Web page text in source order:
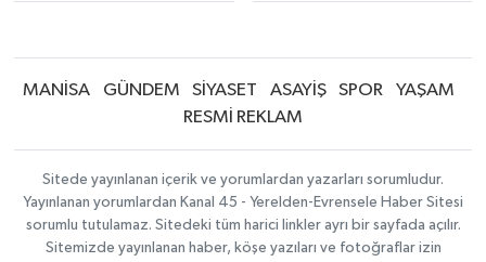
MANİSA GÜNDEM SİYASET ASAYİŞ SPOR
YAŞAM
RESMİ REKLAM
Sitede yayınlanan içerik ve yorumlardan yazarları sorumludur.
Yayınlanan yorumlardan Kanal 45 - Yerelden-Evrensele Haber Sitesi
sorumlu tutulamaz. Sitedeki tüm harici linkler ayrı bir sayfada açılır.
Sitemizde yayınlanan haber, köşe yazıları ve fotoğraflar izin